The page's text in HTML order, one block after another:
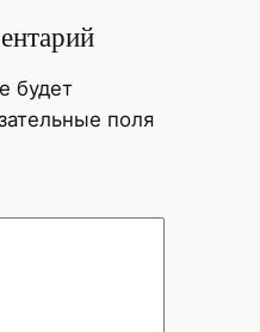
будет
поля